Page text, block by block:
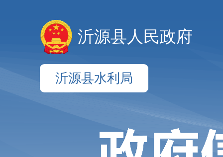
沂源县人民政府
沂源县水利局